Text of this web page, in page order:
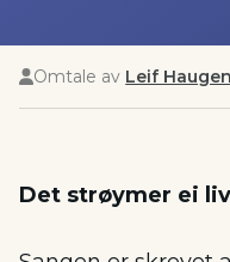
Omtale av Leif Haugen
Det strøymer ei